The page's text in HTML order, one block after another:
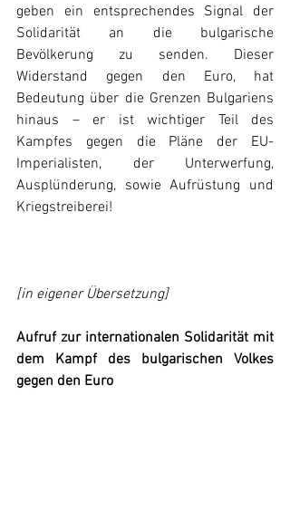
geben ein entsprechendes Signal der
Solidarität an die bulgarische
Bevölkerung zu senden. Dieser
Widerstand gegen den Euro, hat
Bedeutung über die Grenzen Bulgariens
hinaus – er ist wichtiger Teil des
Kampfes gegen die Pläne der EU-
Imperialisten, der Unterwerfung,
Ausplünderung, sowie Aufrüstung und
Kriegstreiberei!
[in eigener Übersetzung]
Aufruf zur internationalen Solidarität mit
dem Kampf des bulgarischen Volkes
gegen den Euro